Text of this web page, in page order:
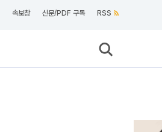
속보창 신문/PDF 구독 RSS